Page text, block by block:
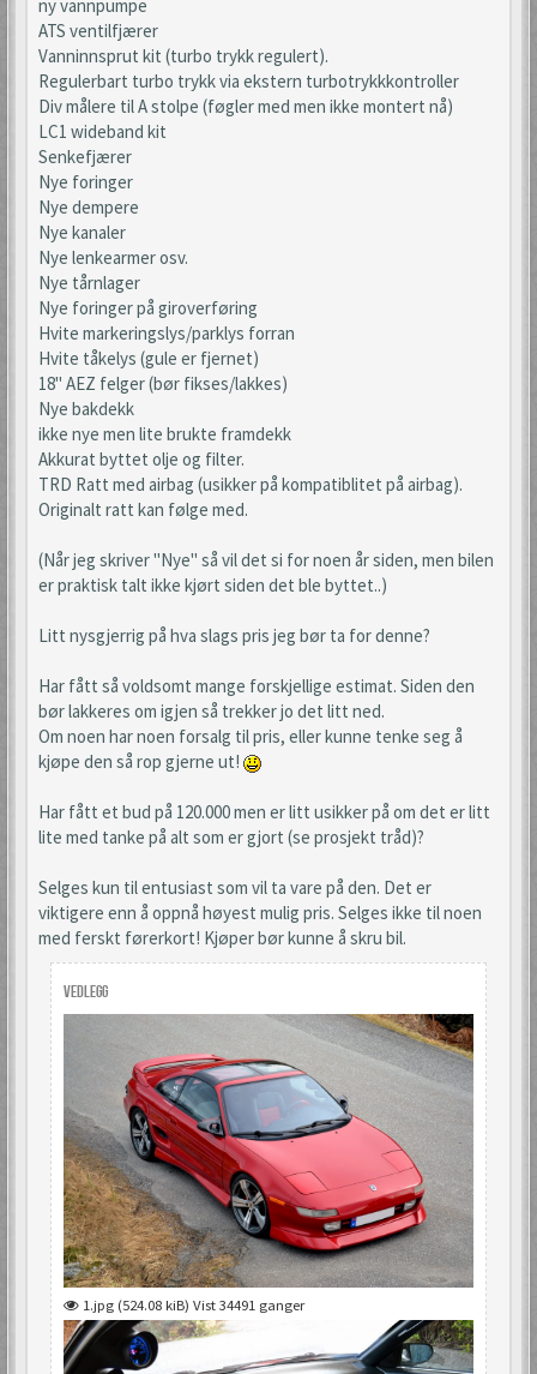
ny vannpumpe
ATS ventilfjærer
Vanninnsprut kit (turbo trykk regulert).
Regulerbart turbo trykk via ekstern turbotrykkkontroller
Div målere til A stolpe (føgler med men ikke montert nå)
LC1 wideband kit
Senkefjærer
Nye foringer
Nye dempere
Nye kanaler
Nye lenkearmer osv.
Nye tårnlager
Nye foringer på giroverføring
Hvite markeringslys/parklys forran
Hvite tåkelys (gule er fjernet)
18" AEZ felger (bør fikses/lakkes)
Nye bakdekk
ikke nye men lite brukte framdekk
Akkurat byttet olje og filter.
TRD Ratt med airbag (usikker på kompatiblitet på airbag).
Originalt ratt kan følge med.
(Når jeg skriver "Nye" så vil det si for noen år siden, men bilen
er praktisk talt ikke kjørt siden det ble byttet..)
Litt nysgjerrig på hva slags pris jeg bør ta for denne?
Har fått så voldsomt mange forskjellige estimat. Siden den
bør lakkeres om igjen så trekker jo det litt ned.
Om noen har noen forsalg til pris, eller kunne tenke seg å
kjøpe den så rop gjerne ut!
Har fått et bud på 120.000 men er litt usikker på om det er litt
lite med tanke på alt som er gjort (se prosjekt tråd)?
Selges kun til entusiast som vil ta vare på den. Det er
viktigere enn å oppnå høyest mulig pris. Selges ikke til noen
med ferskt førerkort! Kjøper bør kunne å skru bil.
Vedlegg
1.jpg (524.08 kiB) Vist 34491 ganger